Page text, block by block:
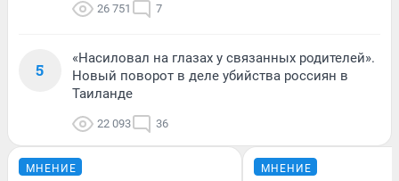
26 751 7
5
«Насиловал на глазах у связанных родителей».
Новый поворот в деле убийства россиян в
Таиланде
22 093 36
МНЕНИЕ МНЕНИЕ